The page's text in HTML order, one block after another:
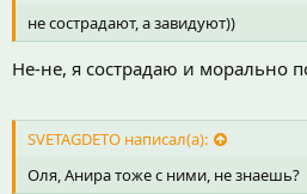
не сострадают, а завидуют))
Не-не, я сострадаю и морально
SVETAGDETO написал(а):
Оля, Анира тоже с ними, не знаешь?